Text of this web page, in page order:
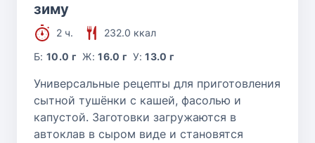
зиму
2 ч.
232.0 ккал
Б:10.0 г Ж:16.0 г У:13.0 г
Универсальные рецепты для приготовления
сытной тушёнки с кашей, фасолью и
капустой. Заготовки загружаются в
автоклав в сыром виде и становятся